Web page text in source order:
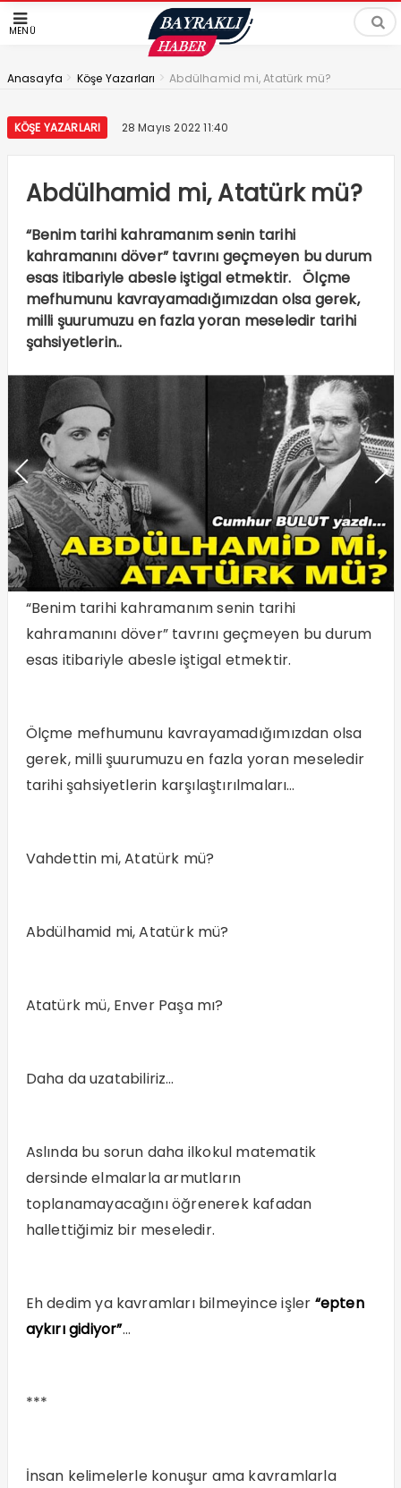
MENÜ
Anasayfa > Köşe Yazarları >Abdülhamid mi, Atatürk mü?
KÖŞE YAZARLARI 28 Mayıs 2022 11:40
Abdülhamid mi, Atatürk mü?
“Benim tarihi kahramanım senin tarihi
kahramanını döver” tavrını geçmeyen bu durum
esas itibariyle abesle iştigal etmektir. Ölçme
mefhumunu kavrayamadığımızdan olsa gerek,
milli şuurumuzu en fazla yoran meseledir tarihi
şahsiyetlerin..
“Benim tarihi kahramanım senin tarihi
kahramanını döver” tavrını geçmeyen bu durum
esas itibariyle abesle iştigal etmektir.
Ölçme mefhumunu kavrayamadığımızdan olsa
gerek, milli şuurumuzu en fazla yoran meseledir
tarihi şahsiyetlerin karşılaştırılmaları…
Vahdettin mi, Atatürk mü?
Abdülhamid mi, Atatürk mü?
Atatürk mü, Enver Paşa mı?
Daha da uzatabiliriz…
Aslında bu sorun daha ilkokul matematik
dersinde elmalarla armutların
toplanamayacağını öğrenerek kafadan
hallettiğimiz bir meseledir.
Eh dedim ya kavramları bilmeyince işler “epten
aykırı gidiyor”…
***
İnsan kelimelerle konuşur ama kavramlarla